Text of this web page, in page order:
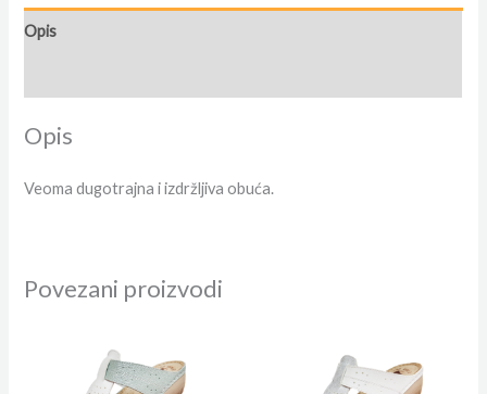
Opis
Opis
Veoma dugotrajna i izdržljiva obuća.
Povezani proizvodi